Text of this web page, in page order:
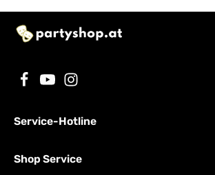
Service-Hotline
Shop Service